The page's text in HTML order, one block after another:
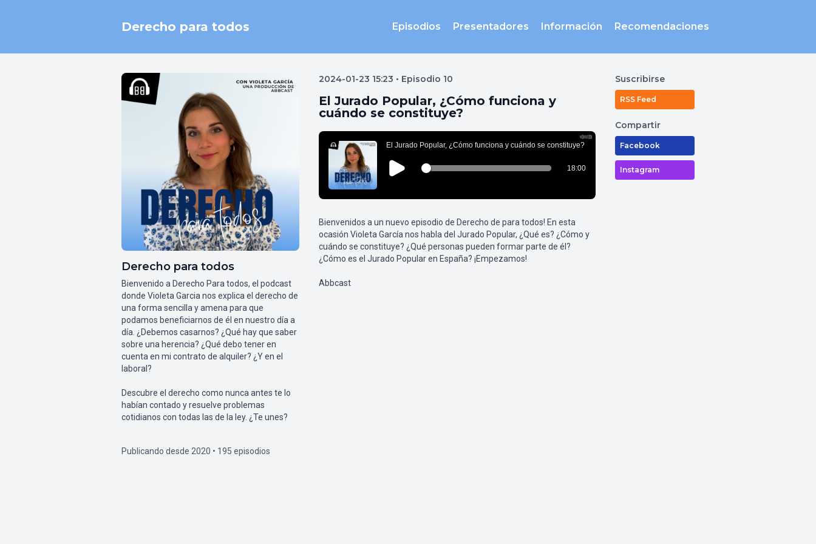
Derecho para todos Episodios Presentadores Información Recomendaciones
Derecho para todos
Bienvenido a Derecho Para todos, el podcast
donde Violeta Garcia nos explica el derecho de
una forma sencilla y amena para que
podamos beneficiarnos de él en nuestro día a
día. ¿Debemos casarnos? ¿Qué hay que saber
sobre una herencia? ¿Qué debo tener en
cuenta en mi contrato de alquiler? ¿Y en el
laboral?
Descubre el derecho como nunca antes te lo
habían contado y resuelve problemas
cotidianos con todas las de la ley. ¿Te unes?
Publicando desde 2020 • 195 episodios
2024-01-23 15:23 • Episodio 10
El Jurado Popular, ¿Cómo funciona y
cuándo se constituye?
Bienvenidos a un nuevo episodio de Derecho de para todos! En esta
ocasión Violeta García nos habla del Jurado Popular, ¿Qué es? ¿Cómo y
cuándo se constituye? ¿Qué personas pueden formar parte de él?
¿Cómo es el Jurado Popular en España? ¡Empezamos!
Abbcast
Suscribirse
RSS Feed
Compartir
Facebook
Instagram